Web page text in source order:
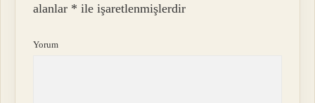
alanlar * ile işaretlenmişlerdir
Yorum